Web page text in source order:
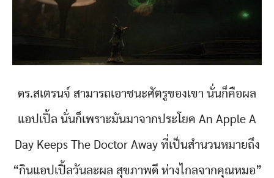
ดร.สเตรนจ์ สามารถเอาชนะศัตรูของเขา นั่นก็คือผล
แอปเปิ้ล นั่นก็เพราะมันมาจากประโยค An Apple A
Day Keeps The Doctor Away ที่เป็นสำนวนหมายถึง
“กินแอปเปิ้ลวันละผล สุขภาพดี ห่างไกลจากคุณหมอ”